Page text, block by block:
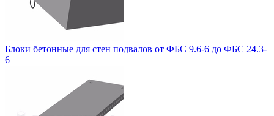
Блоки бетонные для стен подвалов от ФБС 9.6-6 до ФБС 24.3-
6